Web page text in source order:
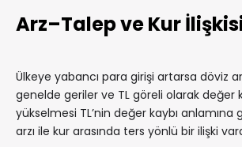
Arz–Talep ve Kur
Ülkeye yabancı para girişi artarsa döviz
genelde geriler ve TL göreli olarak değer
yükselmesi TL’nin değer kaybı anlamına
arzı ile kur arasında ters yönlü bir ilişki